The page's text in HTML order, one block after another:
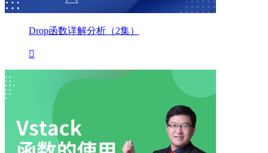
Drop函数详解分析（2集）
